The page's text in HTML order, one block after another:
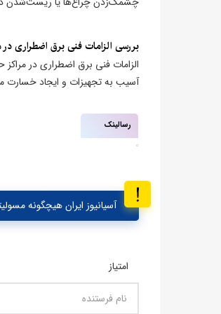
بررسی الزامات فنی برق اضطراری
الزامات فنی برق اضطراری در
آسیب به تجهیزات و ایجاد خسارت
رسالینک
آسیانیوز ایران هیچگونه
امتیاز